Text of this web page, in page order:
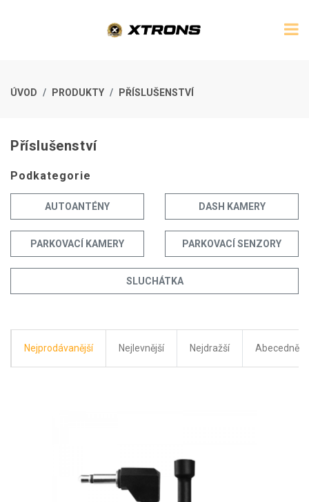
ÚVOD PRODUKTY PŘÍSLUŠENSTVÍ
Příslušenství
Podkategorie
AUTOANTÉNY DASH KAMERY
PARKOVACÍ KAMERY PARKOVACÍ SENZORY
SLUCHÁTKA
Nejprodávanější Nejlevnější Nejdražší Abecedně